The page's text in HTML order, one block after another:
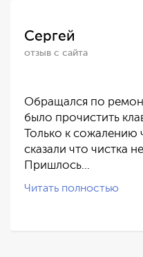
Сергей
отзыв с сайта
Обращался по
было прочистить
Только к
сказали что чистка
Пришлось…
Читать полностью